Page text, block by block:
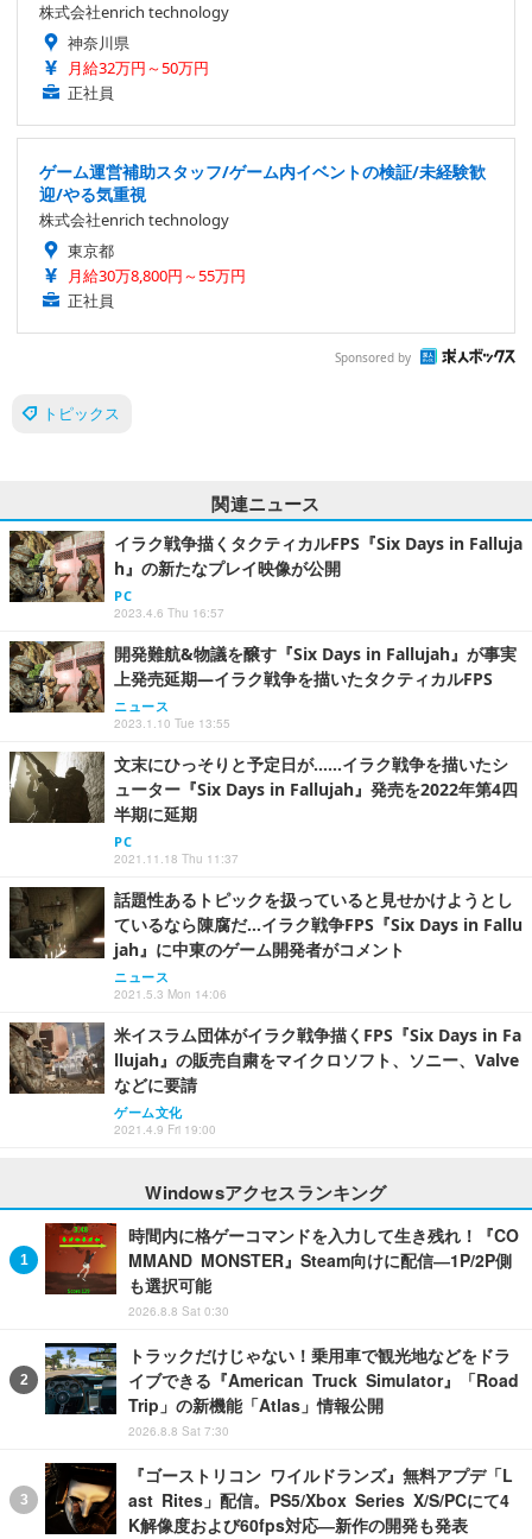
株式会社enrich technology
神奈川県
月給32万円～50万円
正社員
ゲーム運営補助スタッフ/ゲーム内イベントの検証/未経験歓
迎/やる気重視
株式会社enrich technology
東京都
月給30万8,800円～55万円
正社員
Sponsored by
トピックス
関連ニュース
イラク戦争描くタクティカルFPS『Six Days in Falluja
h』の新たなプレイ映像が公開
PC
2023.4.6 Thu 16:57
開発難航&物議を醸す『Six Days in Fallujah』が事実
上発売延期―イラク戦争を描いたタクティカルFPS
ニュース
2023.1.10 Tue 13:55
文末にひっそりと予定日が……イラク戦争を描いたシ
ューター『Six Days in Fallujah』発売を2022年第4四
半期に延期
PC
2021.11.18 Thu 11:37
話題性あるトピックを扱っていると見せかけようとし
ているなら陳腐だ…イラク戦争FPS『Six Days in Fallu
jah』に中東のゲーム開発者がコメント
ニュース
2021.5.3 Mon 14:06
米イスラム団体がイラク戦争描くFPS『Six Days in Fa
llujah』の販売自粛をマイクロソフト、ソニー、Valve
などに要請
ゲーム文化
2021.4.9 Fri 19:00
Windowsアクセスランキング
時間内に格ゲーコマンドを入力して生き残れ！『CO
MMAND MONSTER』Steam向けに配信―1P/2P側
も選択可能
2026.8.8 Sat 0:30
トラックだけじゃない！乗用車で観光地などをドラ
イブできる『American Truck Simulator』「Road
Trip」の新機能「Atlas」情報公開
2026.8.8 Sat 7:30
『ゴーストリコン ワイルドランズ』無料アプデ「L
ast Rites」配信。PS5/Xbox Series X/S/PCにて4
K解像度および60fps対応―新作の開発も発表